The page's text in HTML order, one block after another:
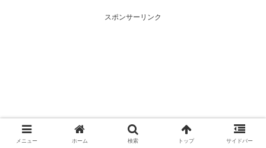
喚起・申込停止)など、空売り関
連情報を集計し、図解でわかり
喚起・申込停止)など、空売り関
連情報を集計し、図解でわかり
スポンサーリンク
メニュー ホーム 検索 トップ サイドバー